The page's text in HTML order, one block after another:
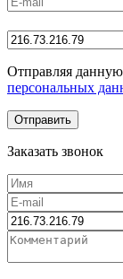
Отправляя
персональных
Заказать звонок